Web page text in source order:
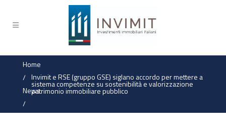
Home
/
News
/
Invimit e RSE (gruppo GSE) siglano accordo per mettere a
sistema competenze su sostenibilità e valorizzazione
patrimonio immobiliare pubblico